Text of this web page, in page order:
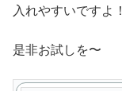
入れやすいですよ！
是非お試しを〜